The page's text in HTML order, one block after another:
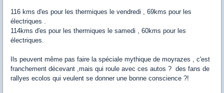
116 kms d'es pour les thermiques le vendredi , 69kms pour les
électriques .
114kms d'es pour les thermiques le samedi , 60kms pour les
électriques.
Ils peuvent même pas faire la spéciale mythique de moyrazes , c'est
franchement décevant ,mais qui roule avec ces autos ? des fans de
rallyes ecolos qui veulent se donner une bonne conscience ?!